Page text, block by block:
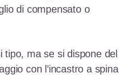
di compensato o
tipo, ma se si dispone del
con l’incastro a spina